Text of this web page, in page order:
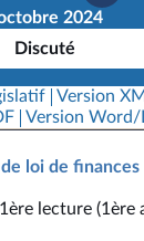
2024
Discuté
Version
Version
loi de finances
1ère lecture (1ère